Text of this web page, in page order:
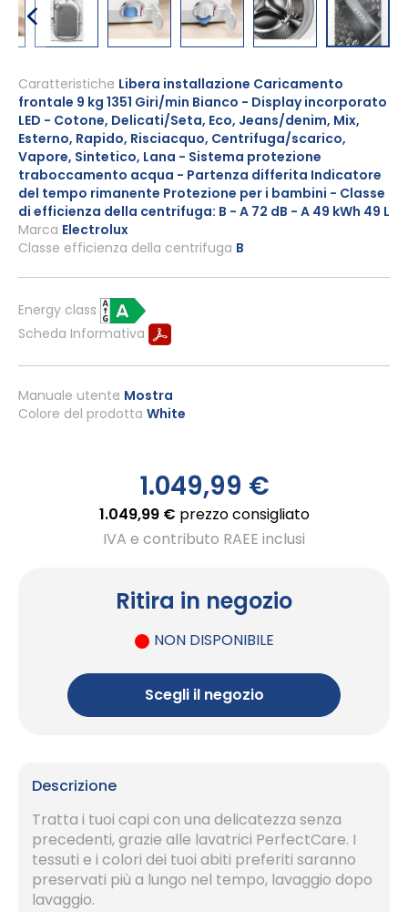
all'inizio
della
galleria
di
immagini
1.049,99 €
1.049,99 € prezzo consigliato
IVA e contributo RAEE inclusi
Ritira in negozio
NON DISPONIBILE
Scegli il negozio
Marca Electrolux
Manuale utente Mostra
Caratteristiche Libera installazione Caricamento
frontale 9 kg 1351 Giri/min Bianco - Display incorporato
LED - Cotone, Delicati/Seta, Eco, Jeans/denim, Mix,
Esterno, Rapido, Risciacquo, Centrifuga/scarico,
Vapore, Sintetico, Lana - Sistema protezione
traboccamento acqua - Partenza differita Indicatore
del tempo rimanente Protezione per i bambini - Classe
di efficienza della centrifuga: B - A 72 dB - A 49 kWh 49 L
Colore del prodotto White
Energy class
Scheda Informativa
Classe efficienza della centrifuga B
Descrizione
Tratta i tuoi capi con una delicatezza senza
precedenti, grazie alle lavatrici PerfectCare. I
tessuti e i colori dei tuoi abiti preferiti saranno
preservati più a lungo nel tempo, lavaggio dopo
lavaggio.